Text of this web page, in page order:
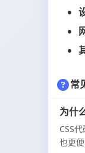
常
为什
CSS
也更